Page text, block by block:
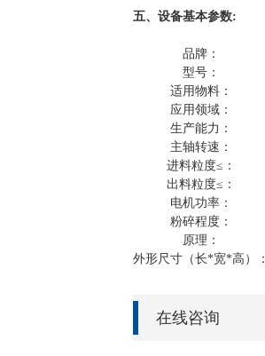
五、设备基本参数:
品牌：
型号：
适用物料：
应用领域：
生产能力：
主轴转速：
进料粒度≤：
出料粒度≤：
电机功率：
粉碎程度：
原理：
外形尺寸（长*宽*高）
在线咨询